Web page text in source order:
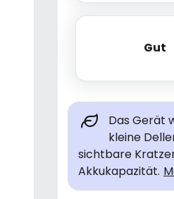
Gut
Gut
Das Gerät
kleine
sichtbare
Akkukapazität.